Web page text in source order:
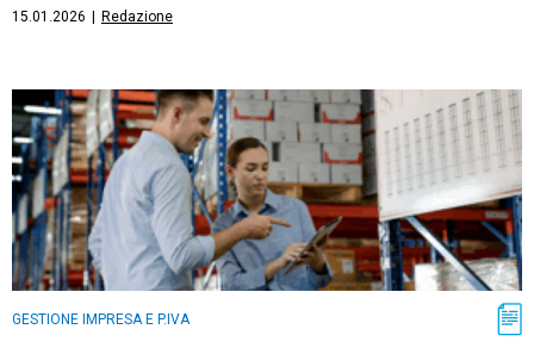
TeamSystem Store
15.01.2026 Redazione
GESTIONE IMPRESA E P.IVA